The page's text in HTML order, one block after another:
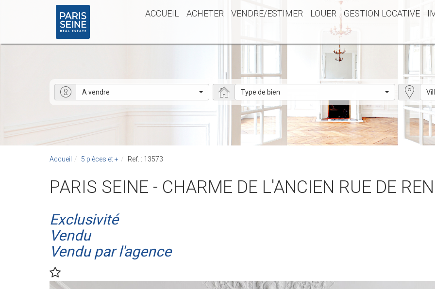
ACCUEIL ACHETER VENDRE/ESTIMER LOUER GESTION LOCATIVE
A vendre Type de bien
Accueil 5 pièces et + Ref. : 13573
PARIS SEINE - CHARME DE L'ANCIEN RUE DE
Exclusivité
Vendu
Vendu par l'agence